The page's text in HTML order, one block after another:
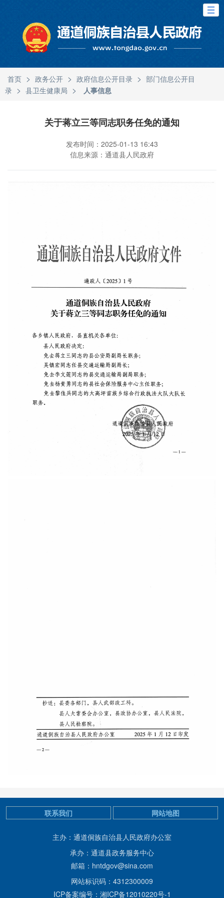
首页 > 政务公开 > 政府信息公开目录 > 部门信息公开目
录 > 县卫生健康局 > 人事信息
关于蒋立三等同志职务任免的通知
发布时间：2025-01-13 16:43
信息来源：通道县人民政府
主办：通道侗族自治县人民政府办公室
承办：通道县政务服务中心
邮箱：hntdgov@sina.com
网站标识码：4312300009
ICP备案编号：湘ICP备12010220号-1
联系我们 网站地图